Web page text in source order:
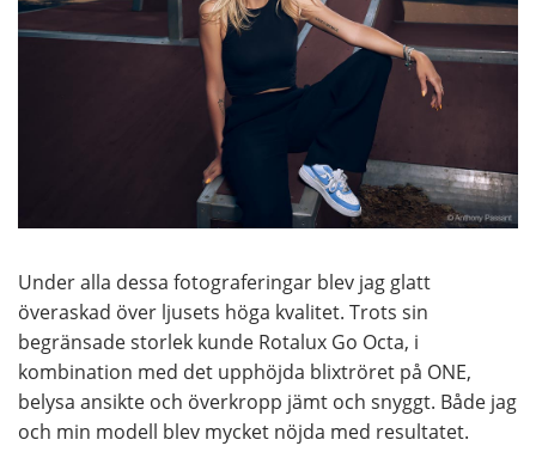
Under alla dessa fotograferingar blev jag glatt
överaskad över ljusets höga kvalitet. Trots sin
begränsade storlek kunde Rotalux Go Octa, i
kombination med det upphöjda blixtröret på ONE,
belysa ansikte och överkropp jämt och snyggt. Både jag
och min modell blev mycket nöjda med resultatet.